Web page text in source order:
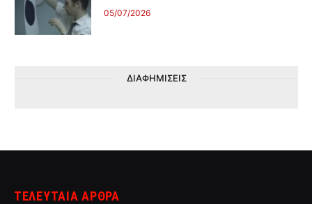
05/07/2026
ΔΙΑΦΗΜΙΣΕΙΣ
ΤΕΛΕΥΤΑΙΑ ΑΡΘΡΑ